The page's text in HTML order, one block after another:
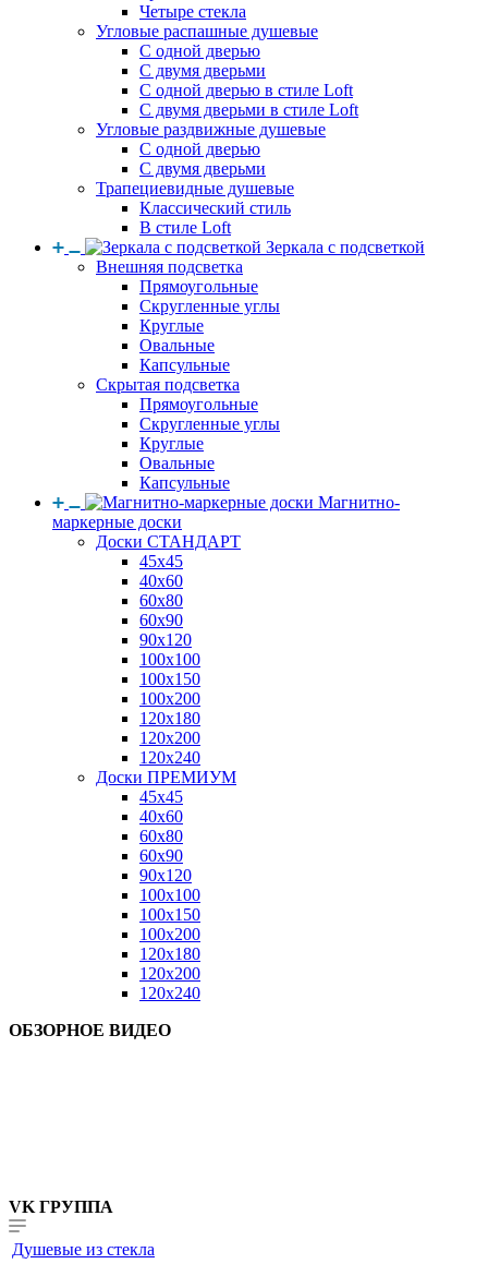
Четыре стекла
Угловые распашные душевые
С одной дверью
С двумя дверьми
С одной дверью в стиле Loft
С двумя дверьми в стиле Loft
Угловые раздвижные душевые
С одной дверью
С двумя дверьми
Трапециевидные душевые
Классический стиль
В стиле Loft
Зеркала с подсветкой
Внешняя подсветка
Прямоугольные
Скругленные углы
Круглые
Овальные
Капсульные
Скрытая подсветка
Прямоугольные
Скругленные углы
Круглые
Овальные
Капсульные
Магнитно-
маркерные доски
Доски СТАНДАРТ
45x45
40x60
60x80
60x90
90x120
100x100
100x150
100x200
120x180
120x200
120x240
Доски ПРЕМИУМ
45x45
40x60
60x80
60x90
90x120
100x100
100x150
100x200
120x180
120x200
120x240
ОБЗОРНОЕ ВИДЕО
VK ГРУППА
Душевые из стекла